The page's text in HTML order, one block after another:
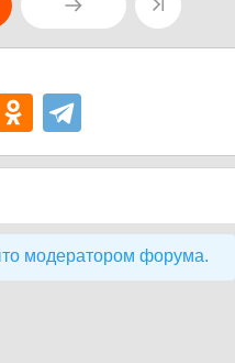
модератором форума.